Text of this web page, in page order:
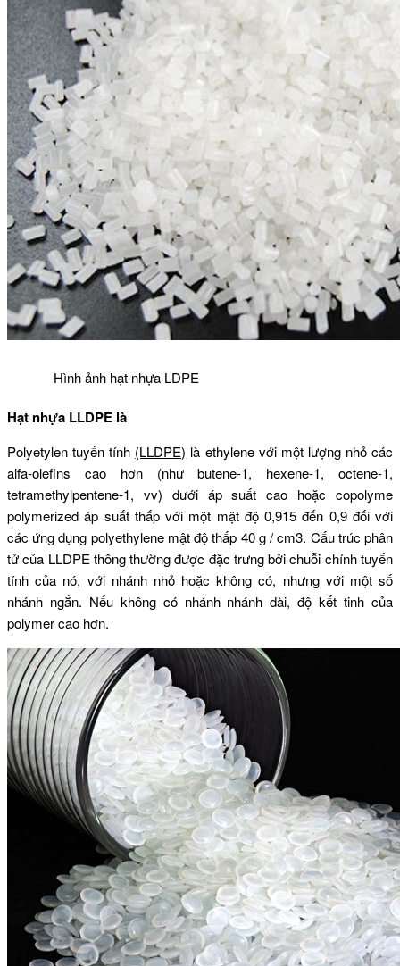
Hình ảnh hạt nhựa LDPE
Hạt nhựa LLDPE là
Polyetylen tuyến tính (LLDPE) là ethylene với một lượng nhỏ các
alfa-olefins cao hơn (như butene-1, hexene-1, octene-1,
tetramethylpentene-1, vv) dưới áp suất cao hoặc copolyme
polymerized áp suất thấp với một mật độ 0,915 đến 0,9 đối với
các ứng dụng polyethylene mật độ thấp 40 g / cm3. Cấu trúc phân
tử của LLDPE thông thường được đặc trưng bởi chuỗi chính tuyến
tính của nó, với nhánh nhỏ hoặc không có, nhưng với một số
nhánh ngắn. Nếu không có nhánh nhánh dài, độ kết tinh của
polymer cao hơn.